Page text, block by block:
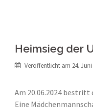
Heimsieg der
Veröffentlicht am 24.
Am 20.06.2024 bestritt
Eine